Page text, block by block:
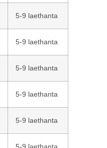
5-9 laethanta
5-9 laethanta
5-9 laethanta
5-9 laethanta
5-9 laethanta